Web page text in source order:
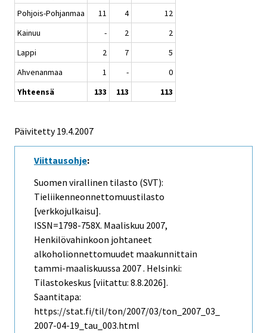
Pohjois-Pohjanmaa
11 4
12
Kainuu
- 2
2
Lappi
2 7
5
Ahvenanmaa
1 -
0
Yhteensä
133 113 113
Päivitetty19.4.2007
Viittausohje:
Suomen virallinen tilasto (SVT):
Tieliikenneonnettomuustilasto
[verkkojulkaisu].
ISSN=1798-758X. Maaliskuu 2007,
Henkilövahinkoon johtaneet
alkoholionnettomuudet maakunnittain
tammi-maaliskuussa 2007 . Helsinki:
Tilastokeskus [viitattu: 8.8.2026].
Saantitapa:
https://stat.fi/til/ton/2007/03/ton_2007_03_
2007-04-19_tau_003.html